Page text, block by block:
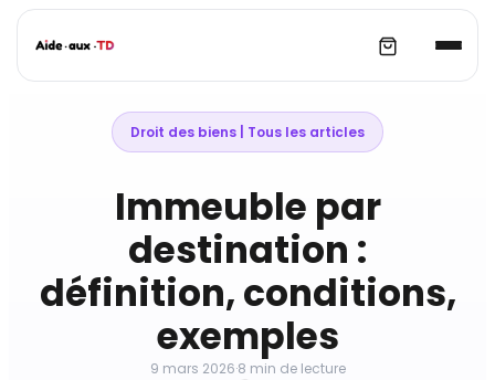
Aller
Droit des biens Tous les articles
Immeuble par
destination :
définition, conditions,
exemples
9 mars 2026·8 min de lecture